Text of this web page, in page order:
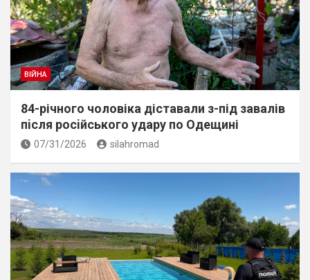
ВІЙНА
84-річного чоловіка діставали з-під завалів
пiсля росiйського удару по Одещині
07/31/2026 silahromad